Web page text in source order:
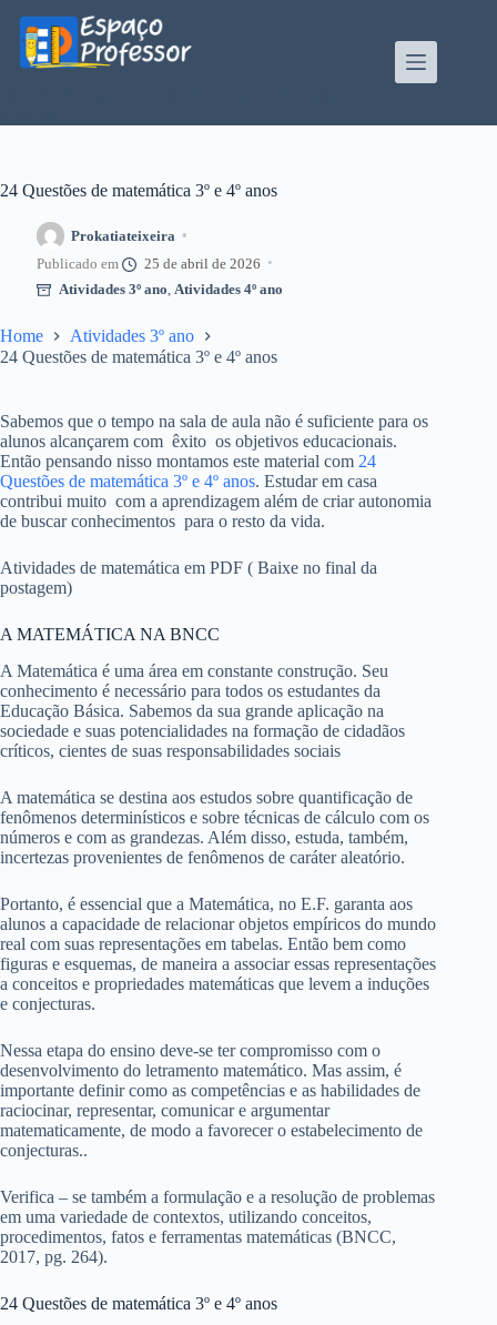
para
conteúdo
24 Questões de matemática 3º e 4º anos
Prokatiateixeira
25 de abril de 2026
Atividades 3º ano, Atividades 4º ano
Home
Atividades 3º ano
24 Questões de matemática 3º e 4º anos
Sabemos que o tempo na sala de aula não é suficiente para os
alunos alcançarem com êxito os objetivos educacionais.
Então pensando nisso montamos este material com 24
Questões de matemática 3º e 4º anos. Estudar em casa
contribui muito com a aprendizagem além de criar autonomia
de buscar conhecimentos para o resto da vida.
Atividades de matemática em PDF ( Baixe no final da
postagem)
A MATEMÁTICA NA BNCC
A Matemática é uma área em constante construção. Seu
conhecimento é necessário para todos os estudantes da
Educação Básica. Sabemos da sua grande aplicação na
sociedade e suas potencialidades na formação de cidadãos
críticos, cientes de suas responsabilidades sociais
A matemática se destina aos estudos sobre quantificação de
fenômenos determinísticos e sobre técnicas de cálculo com os
números e com as grandezas. Além disso, estuda, também,
incertezas provenientes de fenômenos de caráter aleatório.
Portanto, é essencial que a Matemática, no E.F. garanta aos
alunos a capacidade de relacionar objetos empíricos do mundo
real com suas representações em tabelas. Então bem como
figuras e esquemas, de maneira a associar essas representações
a conceitos e propriedades matemáticas que levem a induções
e conjecturas.
Nessa etapa do ensino deve-se ter compromisso com o
desenvolvimento do letramento matemático. Mas assim, é
importante definir como as competências e as habilidades de
raciocinar, representar, comunicar e argumentar
matematicamente, de modo a favorecer o estabelecimento de
conjecturas..
Verifica – se também a formulação e a resolução de problemas
em uma variedade de contextos, utilizando conceitos,
procedimentos, fatos e ferramentas matemáticas (BNCC,
2017, pg. 264).
24 Questões de matemática 3º e 4º anos